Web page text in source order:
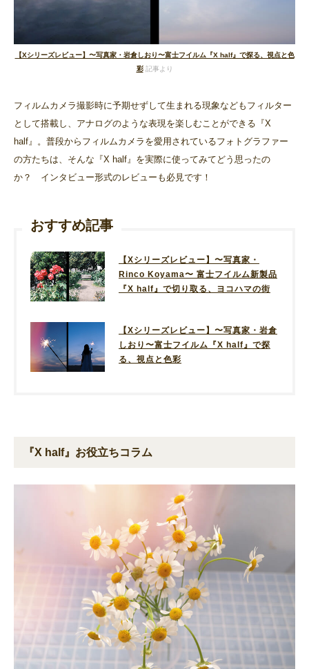
【Xシリーズレビュー】〜写真家・岩倉しおり〜富士フイルム『X half』で探る、視点と色
彩記事より
フィルムカメラ撮影時に予期せずして生まれる現象などもフィルター
として搭載し、アナログのような表現を楽しむことができる『X
half』。普段からフィルムカメラを愛用されているフォトグラファー
の方たちは、そんな『X half』を実際に使ってみてどう思ったの
か？ インタビュー形式のレビューも必見です！
おすすめ記事
【Xシリーズレビュー】〜写真家・
Rinco Koyama〜 富士フイルム新製品
『X half』で切り取る、ヨコハマの街
【Xシリーズレビュー】〜写真家・岩倉
しおり〜富士フイルム『X half』で探
る、視点と色彩
『X half』お役立ちコラム